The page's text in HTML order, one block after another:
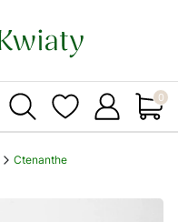
Ctenanthe